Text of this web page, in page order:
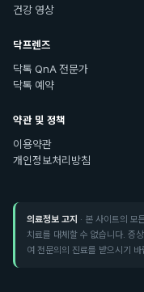
건강 영상
닥프렌즈
닥톡 QnA 전문가
닥톡 예약
약관 및 정책
이용약관
개인정보처리방침
의료정보 고지 · 본 사이트의 모
치료를 대체할 수 없습니다. 증
여 전문의의 진료를 받으시기 바